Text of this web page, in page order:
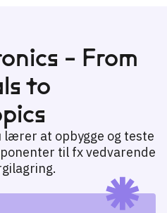
- From
to
at opbygge og teste
til fx vedvarende